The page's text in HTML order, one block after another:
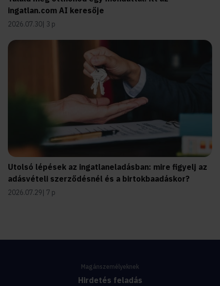
ingatlan.com AI keresője
2026.07.30 3 p
Utolsó lépések az ingatlaneladásban: mire figyelj az
adásvételi szerződésnél és a birtokbaadáskor?
2026.07.29 7 p
Magánszemélyeknek
Hirdetés feladás